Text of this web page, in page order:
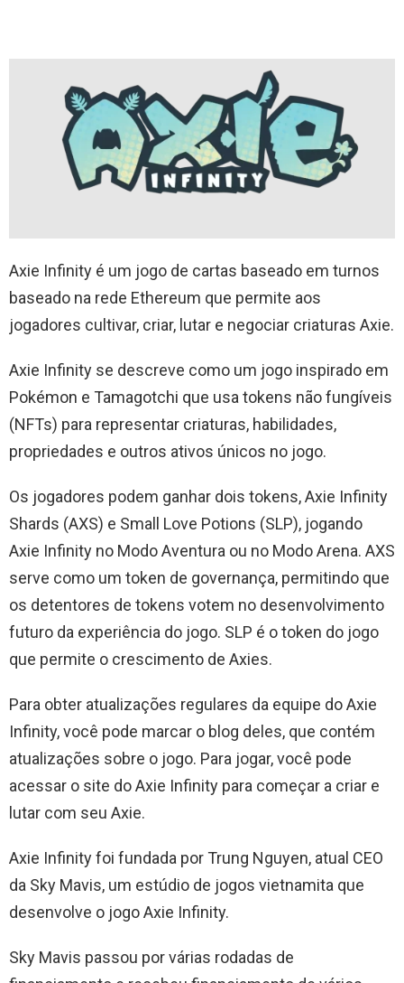
Axie Infinity é um jogo de cartas baseado em turnos
baseado na rede Ethereum que permite aos
jogadores cultivar, criar, lutar e negociar criaturas Axie.
Axie Infinity se descreve como um jogo inspirado em
Pokémon e Tamagotchi que usa tokens não fungíveis
(NFTs) para representar criaturas, habilidades,
propriedades e outros ativos únicos no jogo.
Os jogadores podem ganhar dois tokens, Axie Infinity
Shards (AXS) e Small Love Potions (SLP), jogando
Axie Infinity no Modo Aventura ou no Modo Arena. AXS
serve como um token de governança, permitindo que
os detentores de tokens votem no desenvolvimento
futuro da experiência do jogo. SLP é o token do jogo
que permite o crescimento de Axies.
Para obter atualizações regulares da equipe do Axie
Infinity, você pode marcar o blog deles, que contém
atualizações sobre o jogo. Para jogar, você pode
acessar o site do Axie Infinity para começar a criar e
lutar com seu Axie.
Axie Infinity foi fundada por Trung Nguyen, atual CEO
da Sky Mavis, um estúdio de jogos vietnamita que
desenvolve o jogo Axie Infinity.
Sky Mavis passou por várias rodadas de